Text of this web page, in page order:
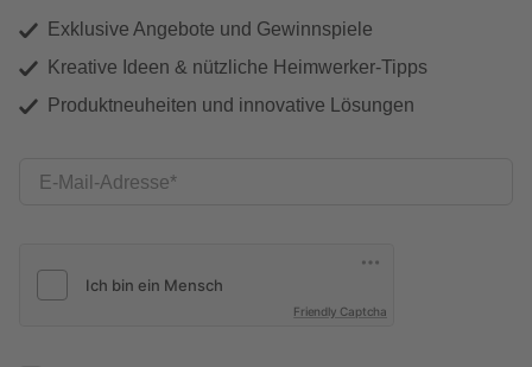
Exklusive Angebote und Gewinnspiele
Kreative Ideen & nützliche Heimwerker-Tipps
Produktneuheiten und innovative Lösungen
E-Mail-Adresse
Friendly Captcha